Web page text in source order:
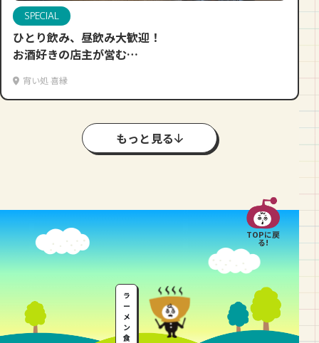
SPECIAL
ひとり飲み、昼飲み大歓迎！
お酒好きの店主が営む
宵い処 喜縁
もっと見る
TOPに戻
る!
ラ
ー
メ
ン
食